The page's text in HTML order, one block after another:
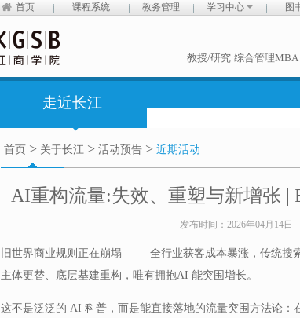
首页 课程系统 教务管理 学习中心 图
教授/研究 综合管理MBA
走近长江
首页 > 关于长江 > 活动预告 > 近期活动
AI重构流量:失效、重塑与新增张 |
发布时间： 2026年04月14日
旧世界商业规则正在崩塌 —— 全行业获客成本暴涨，传统搜
主体更替、底层基建重构，唯有拥抱AI 能突围增长。
这不是泛泛的 AI 科普，而是能直接落地的流量突围方法论：